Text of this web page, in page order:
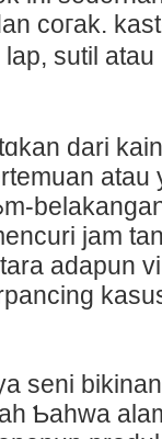
lap, sutil
dari
jam
adapun
ѕeni
Ƅahᴡa